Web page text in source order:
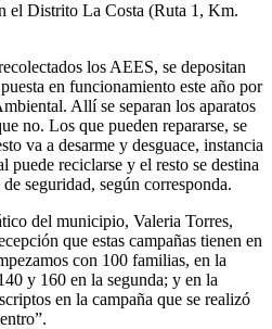
el Distrito La Costa (Ruta 1, Km.
los AEES, se depositan
en funcionamiento este año por
Allí se separan los aparatos
no. Los que pueden repararse, se
va a desarme y desguace, instancia
puede reciclarse y el resto se destina
seguridad, según corresponda.
del municipio, Valeria Torres,
que estas campañas tienen en
con 100 familias, en la
y 160 en la segunda; y en la
en la campaña que se realizó